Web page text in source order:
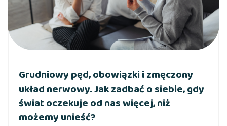
Grudniowy pęd, obowiązki i zmęczony
układ nerwowy. Jak zadbać o siebie, gdy
świat oczekuje od nas więcej, niż
możemy unieść?